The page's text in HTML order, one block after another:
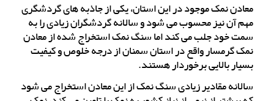
معادن نمک موجود در این استان، یکی از جاذبه های گردشگری
مهم آن نیز محسوب می شود و سالانه گردشگران زیادی را به
سمت خود جلب می کند اما سنگ نمک استخراج شده از معادن
نمک گرمسار واقع در استان سمنان از درجه خلوص و کیفیت
بسیار بالایی برخوردار هستند.
سالانه مقادیر زیادی سنگ نمک از این معادن استخراج می شود